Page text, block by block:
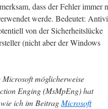
dass der Fehler immer
werde. Bedeutet:
von der Sicherheitslücke
(nicht aber der Windows
möglicherweise
Enging (MsMpEng) hat
ich im Beitrag Microsoft